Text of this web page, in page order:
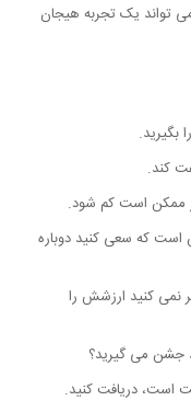
تواند یک تجربه هیجان
بگیرید.
کند.
ممکن است کم شود.
است که سعی کنید دوباره
نمی کنید ارزشش را
جشن می گیرید؟
است، دریافت کنید.